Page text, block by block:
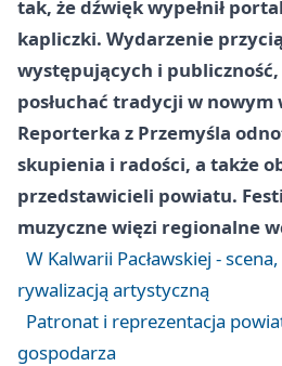
tak, że dźwięk wypełnił
kapliczki. Wydarzenie
występujących i publiczność,
posłuchać tradycji w nowym
Reporterka z Przemyśla
skupienia i radości, a także
przedstawicieli powiatu.
muzyczne więzi regionalne
W Kalwarii Pacławskiej -
rywalizacją artystyczną
Patronat i reprezentacja
gospodarza